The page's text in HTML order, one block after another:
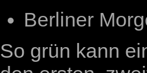
Berliner
So grün kann